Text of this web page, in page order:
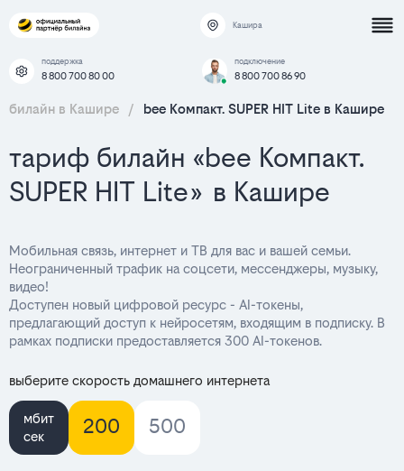
Кашира
поддержка
8 800 700 80 00
подключение
8 800 700 86 90
билайн в Кашире / bee Компакт. SUPER HIT Lite в Кашире
тариф билайн «bee Компакт.
SUPER HIT Lite» в Кашире
Мобильная связь, интернет и ТВ для вас и вашей семьи.
Неограниченный трафик на соцсети, мессенджеры, музыку,
видео!
Доступен новый цифровой ресурс - AI-токены,
предлагающий доступ к нейросетям, входящим в подписку. В
рамках подписки предоставляется 300 AI-токенов.
выберите скорость домашнего интернета
мбит
сек
200 500